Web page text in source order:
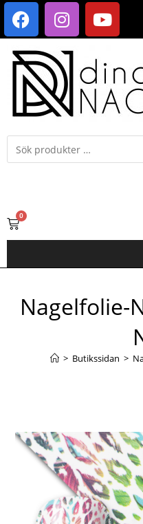
0
Nagelfolie-
> Butikssidan >